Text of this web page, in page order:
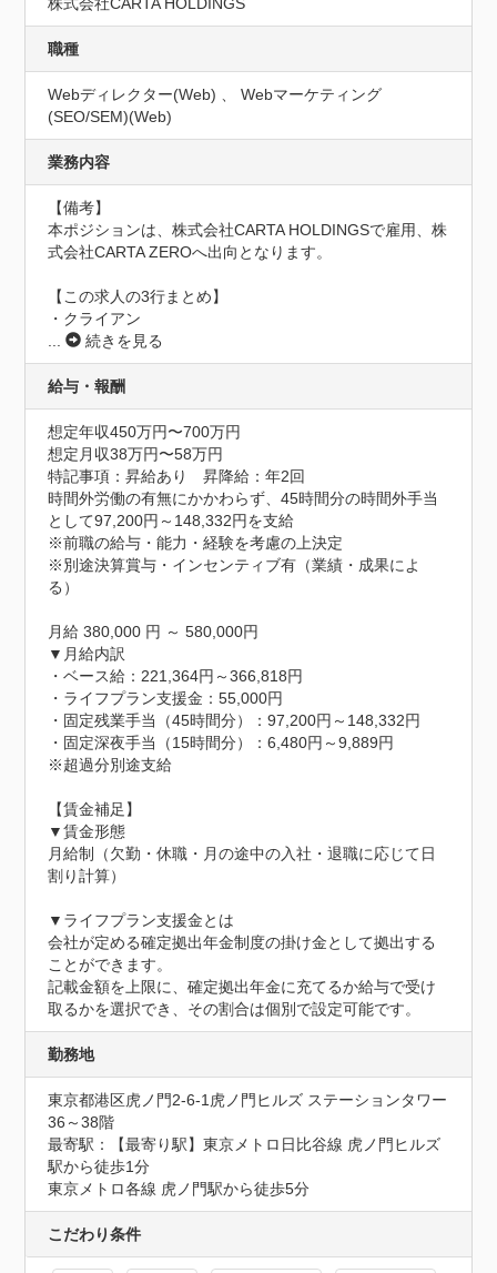
職種
Webディレクター(Web) 、 Webマーケティング
(SEO/SEM)(Web)
業務内容
【備考】
本ポジションは、株式会社CARTA HOLDINGSで雇用、株
式会社CARTA ZEROへ出向となります。
【この求人の3行まとめ】
・クライアン
...
続きを見る
給与・報酬
想定年収450万円〜700万円
想定月収38万円〜58万円
特記事項：昇給あり　昇降給：年2回
時間外労働の有無にかかわらず、45時間分の時間外手当
として97,200円～148,332円を支給
※前職の給与・能力・経験を考慮の上決定
※別途決算賞与・インセンティブ有（業績・成果によ
る）
月給 380,000 円 ～ 580,000円
▼月給内訳
・ベース給：221,364円～366,818円
・ライフプラン支援金：55,000円
・固定残業手当（45時間分）：97,200円～148,332円
・固定深夜手当（15時間分）：6,480円～9,889円
※超過分別途支給
【賃金補足】
▼賃金形態
月給制（欠勤・休職・月の途中の入社・退職に応じて日
割り計算）
▼ライフプラン支援金とは
会社が定める確定拠出年金制度の掛け金として拠出する
ことができます。
記載金額を上限に、確定拠出年金に充てるか給与で受け
取るかを選択でき、その割合は個別で設定可能です。
勤務地
東京都港区虎ノ門2-6-1虎ノ門ヒルズ ステーションタワー
36～38階
最寄駅：【最寄り駅】東京メトロ日比谷線 虎ノ門ヒルズ
駅から徒歩1分
東京メトロ各線 虎ノ門駅から徒歩5分
こだわり条件